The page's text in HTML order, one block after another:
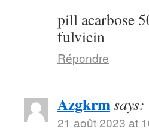
pill acarbose
fulvicin
Répondre
Azgkrmsays:
21 août 2023 at